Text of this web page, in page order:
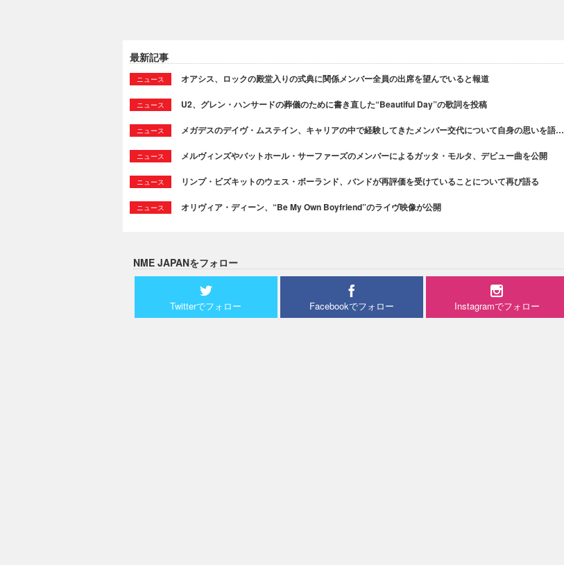
最新記事
ニュース オアシス、ロックの殿堂入りの式典に関係メンバー全員の出席を望んでいると報道
ニュース U2、グレン・ハンサードの葬儀のために書き直した“Beautiful Day”の歌詞を投稿
ニュース メガデスのデイヴ・ムステイン、キャリアの中で経験してきたメンバー交代について自身の思いを語…
ニュース メルヴィンズやバットホール・サーファーズのメンバーによるガッタ・モルタ、デビュー曲を公開
ニュース リンプ・ビズキットのウェス・ボーランド、バンドが再評価を受けていることについて再び語る
ニュース オリヴィア・ディーン、“Be My Own Boyfriend”のライヴ映像が公開
NME JAPANをフォロー
Twitterでフォロー Facebookでフォロー Instagramでフォロー